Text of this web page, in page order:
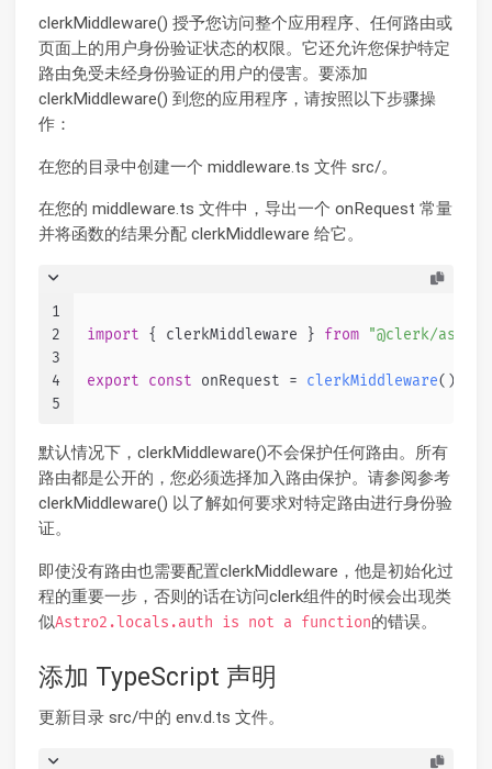
clerkMiddleware() 授予您访问整个应用程序、任何路由或
页面上的用户身份验证状态的权限。它还允许您保护特定
路由免受未经身份验证的用户的侵害。要添加
clerkMiddleware() 到您的应用程序，请按照以下步骤操
作：
在您的目录中创建一个 middleware.ts 文件 src/。
在您的 middleware.ts 文件中，导出一个 onRequest 常量
并将函数的结果分配 clerkMiddleware 给它。
1
2
3
4
5
import { clerkMiddleware } from "@clerk/
export const onRequest = clerkMiddleware();
默认情况下，clerkMiddleware()不会保护任何路由。所有
路由都是公开的，您必须选择加入路由保护。请参阅参考
clerkMiddleware() 以了解如何要求对特定路由进行身份验
证。
即使没有路由也需要配置clerkMiddleware，他是初始化过
程的重要一步，否则的话在访问clerk组件的时候会出现类
似Astro2.locals.auth is not a function的错误。
添加 TypeScript 声明
更新目录 src/中的 env.d.ts 文件。